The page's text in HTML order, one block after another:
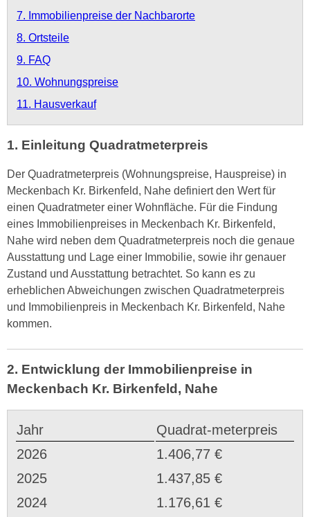
7. Immobilienpreise der Nachbarorte
8. Ortsteile
9. FAQ
10. Wohnungspreise
11. Hausverkauf
1. Einleitung Quadratmeterpreis
Der Quadratmeterpreis (Wohnungspreise, Hauspreise) in
Meckenbach Kr. Birkenfeld, Nahe definiert den Wert für
einen Quadratmeter einer Wohnfläche. Für die Findung
eines Immobilienpreises in Meckenbach Kr. Birkenfeld,
Nahe wird neben dem Quadratmeterpreis noch die genaue
Ausstattung und Lage einer Immobilie, sowie ihr genauer
Zustand und Ausstattung betrachtet. So kann es zu
erheblichen Abweichungen zwischen Quadratmeterpreis
und Immobilienpreis in Meckenbach Kr. Birkenfeld, Nahe
kommen.
2. Entwicklung der Immobilienpreise in
Meckenbach Kr. Birkenfeld, Nahe
Jahr
Quadrat-meterpreis
2026
1.406,77 €
2025
1.437,85 €
2024
1.176,61 €